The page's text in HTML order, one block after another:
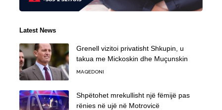
Latest News
Grenell vizitoi privatisht Shkupin, u
takua me Mickoskin dhe Muçunskin
MAQEDONI
Shpëtohet mrekullisht një fëmijë pas
rënies në ujë në Motrovicë